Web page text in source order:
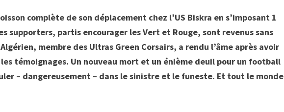
complète de son déplacement chez l’US Biskra en s’imposant 1
supporters, partis encourager les Vert et Rouge, sont revenus sans
membre des Ultras Green Corsairs, a rendu l’âme après avoir
témoignages. Un nouveau mort et un énième deuil pour un football
– dangereusement – dans le sinistre et le funeste. Et tout le monde